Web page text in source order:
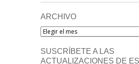
ARCHIVO
Archivo
SUSCRÍBETE A LAS
ACTUALIZACIONES DE